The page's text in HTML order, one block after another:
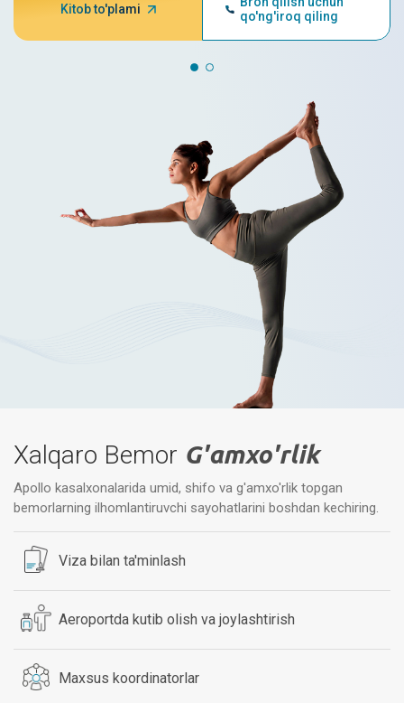
Kitob to'plami
qo'ng'iroq qiling
Xalqaro Bemor G'amxo'rlik
Apollo kasalxonalarida umid, shifo va g'amxo'rlik topgan
bemorlarning ilhomlantiruvchi sayohatlarini boshdan kechiring.
Viza bilan ta'minlash
Aeroportda kutib olish va joylashtirish
Maxsus koordinatorlar